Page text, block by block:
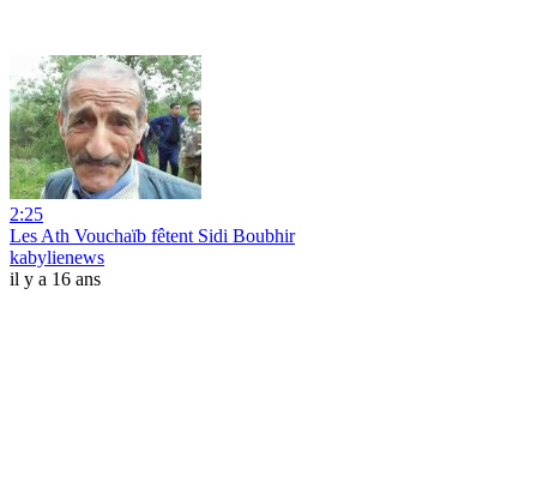
2:25
Les Ath Vouchaïb fêtent Sidi Boubhir
kabylienews
il y a 16 ans